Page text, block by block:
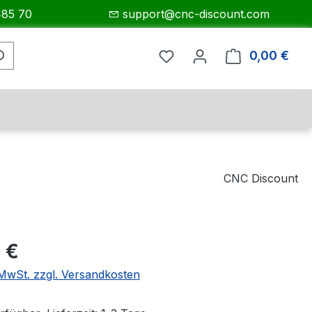
70 support@cnc-discount.com
0,00 €
CNC Discount
€
zzgl. Versandkosten